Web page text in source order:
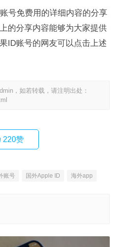
号免费用的详细内容的分享
的分享内容能够为大家提供
ID账号的网友可以点击上述
，如若转载，请注明出处：
220赞
账号 国外Apple ID 海外app